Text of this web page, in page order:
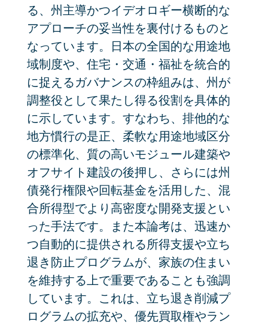
る、州主導かつイデオロギー横断的な
アプローチの妥当性を裏付けるものと
なっています。日本の全国的な用途地
域制度や、住宅・交通・福祉を統合的
に捉えるガバナンスの枠組みは、州が
調整役として果たし得る役割を具体的
に示しています。すなわち、排他的な
地方慣行の是正、柔軟な用途地域区分
の標準化、質の高いモジュール建築や
オフサイト建設の後押し、さらには州
債発行権限や回転基金を活用した、混
合所得型でより高密度な開発支援とい
った手法です。また本論考は、迅速か
つ自動的に提供される所得支援や立ち
退き防止プログラムが、家族の住まい
を維持する上で重要であることも強調
しています。これは、立ち退き削減プ
ログラムの拡充や、優先買取権やラン